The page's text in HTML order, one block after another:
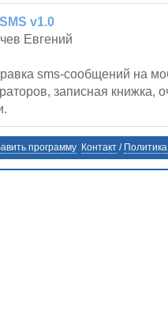
v1.0
Евгений
sms-сообщений на
записная книжка,
программу Контакт /